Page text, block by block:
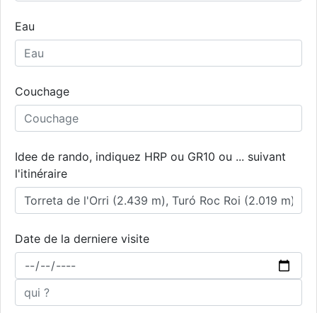
Eau
Couchage
Idee de rando, indiquez HRP ou GR10 ou ... suivant
l'itinéraire
Date de la derniere visite